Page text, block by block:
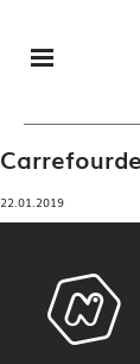
22.01.2019